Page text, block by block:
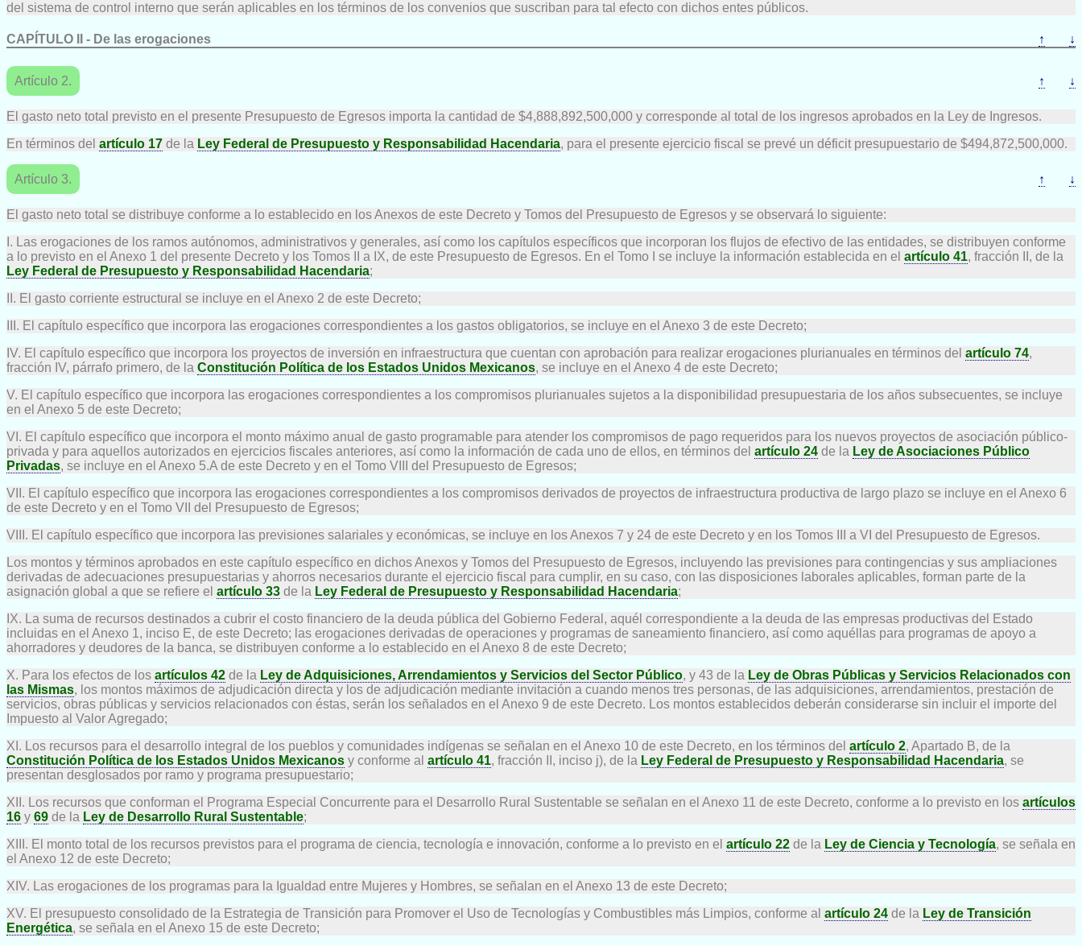
del sistema de control interno que serán aplicables en los términos de los convenios que suscriban para tal efecto con dichos entes públicos.
CAPÍTULO II - De las erogaciones ↑ ↓
Artículo 2. ↑ ↓
El gasto neto total previsto en el presente Presupuesto de Egresos importa la cantidad de $4,888,892,500,000 y corresponde al total de los ingresos aprobados en la Ley de Ingresos.
En términos del artículo 17 de la Ley Federal de Presupuesto y Responsabilidad Hacendaria, para el presente ejercicio fiscal se prevé un déficit presupuestario de $494,872,500,000.
Artículo 3. ↑ ↓
El gasto neto total se distribuye conforme a lo establecido en los Anexos de este Decreto y Tomos del Presupuesto de Egresos y se observará lo siguiente:
I. Las erogaciones de los ramos autónomos, administrativos y generales, así como los capítulos específicos que incorporan los flujos de efectivo de las entidades, se distribuyen conforme
a lo previsto en el Anexo 1 del presente Decreto y los Tomos II a IX, de este Presupuesto de Egresos. En el Tomo I se incluye la información establecida en el artículo 41, fracción II, de la
Ley Federal de Presupuesto y Responsabilidad Hacendaria;
II. El gasto corriente estructural se incluye en el Anexo 2 de este Decreto;
III. El capítulo específico que incorpora las erogaciones correspondientes a los gastos obligatorios, se incluye en el Anexo 3 de este Decreto;
IV. El capítulo específico que incorpora los proyectos de inversión en infraestructura que cuentan con aprobación para realizar erogaciones plurianuales en términos del artículo 74,
fracción IV, párrafo primero, de la Constitución Política de los Estados Unidos Mexicanos, se incluye en el Anexo 4 de este Decreto;
V. El capítulo específico que incorpora las erogaciones correspondientes a los compromisos plurianuales sujetos a la disponibilidad presupuestaria de los años subsecuentes, se incluye
en el Anexo 5 de este Decreto;
VI. El capítulo específico que incorpora el monto máximo anual de gasto programable para atender los compromisos de pago requeridos para los nuevos proyectos de asociación público-
privada y para aquellos autorizados en ejercicios fiscales anteriores, así como la información de cada uno de ellos, en términos del artículo 24 de la Ley de Asociaciones Público
Privadas, se incluye en el Anexo 5.A de este Decreto y en el Tomo VIII del Presupuesto de Egresos;
VII. El capítulo específico que incorpora las erogaciones correspondientes a los compromisos derivados de proyectos de infraestructura productiva de largo plazo se incluye en el Anexo 6
de este Decreto y en el Tomo VII del Presupuesto de Egresos;
VIII. El capítulo específico que incorpora las previsiones salariales y económicas, se incluye en los Anexos 7 y 24 de este Decreto y en los Tomos III a VI del Presupuesto de Egresos.
Los montos y términos aprobados en este capítulo específico en dichos Anexos y Tomos del Presupuesto de Egresos, incluyendo las previsiones para contingencias y sus ampliaciones
derivadas de adecuaciones presupuestarias y ahorros necesarios durante el ejercicio fiscal para cumplir, en su caso, con las disposiciones laborales aplicables, forman parte de la
asignación global a que se refiere el artículo 33 de la Ley Federal de Presupuesto y Responsabilidad Hacendaria;
IX. La suma de recursos destinados a cubrir el costo financiero de la deuda pública del Gobierno Federal, aquél correspondiente a la deuda de las empresas productivas del Estado
incluidas en el Anexo 1, inciso E, de este Decreto; las erogaciones derivadas de operaciones y programas de saneamiento financiero, así como aquéllas para programas de apoyo a
ahorradores y deudores de la banca, se distribuyen conforme a lo establecido en el Anexo 8 de este Decreto;
X. Para los efectos de los artículos 42 de la Ley de Adquisiciones, Arrendamientos y Servicios del Sector Público, y 43 de la Ley de Obras Públicas y Servicios Relacionados con
las Mismas, los montos máximos de adjudicación directa y los de adjudicación mediante invitación a cuando menos tres personas, de las adquisiciones, arrendamientos, prestación de
servicios, obras públicas y servicios relacionados con éstas, serán los señalados en el Anexo 9 de este Decreto. Los montos establecidos deberán considerarse sin incluir el importe del
Impuesto al Valor Agregado;
XI. Los recursos para el desarrollo integral de los pueblos y comunidades indígenas se señalan en el Anexo 10 de este Decreto, en los términos del artículo 2, Apartado B, de la
Constitución Política de los Estados Unidos Mexicanos y conforme al artículo 41, fracción II, inciso j), de la Ley Federal de Presupuesto y Responsabilidad Hacendaria, se
presentan desglosados por ramo y programa presupuestario;
XII. Los recursos que conforman el Programa Especial Concurrente para el Desarrollo Rural Sustentable se señalan en el Anexo 11 de este Decreto, conforme a lo previsto en los artículos
16 y 69 de la Ley de Desarrollo Rural Sustentable;
XIII. El monto total de los recursos previstos para el programa de ciencia, tecnología e innovación, conforme a lo previsto en el artículo 22 de la Ley de Ciencia y Tecnología, se señala en
el Anexo 12 de este Decreto;
XIV. Las erogaciones de los programas para la Igualdad entre Mujeres y Hombres, se señalan en el Anexo 13 de este Decreto;
XV. El presupuesto consolidado de la Estrategia de Transición para Promover el Uso de Tecnologías y Combustibles más Limpios, conforme al artículo 24 de la Ley de Transición
Energética, se señala en el Anexo 15 de este Decreto;